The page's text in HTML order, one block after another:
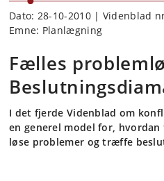
Dato: 28-10-2010 | Videnblad
Emne: Planlægning
Fælles
I det fjerde Videnblad om
en generel model for,
løse problemer og træffe